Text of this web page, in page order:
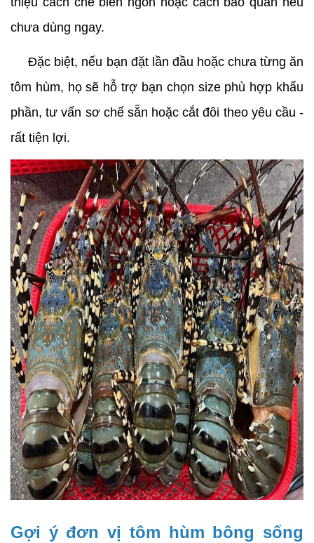
chưa dùng ngay.
Đặc biệt, nếu bạn đặt lần đầu hoặc chưa từng ăn
tôm hùm, họ sẽ hỗ trợ bạn chọn size phù hợp khẩu
phần, tư vấn sơ chế sẵn hoặc cắt đôi theo yêu cầu -
rất tiện lợi.
Gợi ý đơn vị tôm hùm bông sống